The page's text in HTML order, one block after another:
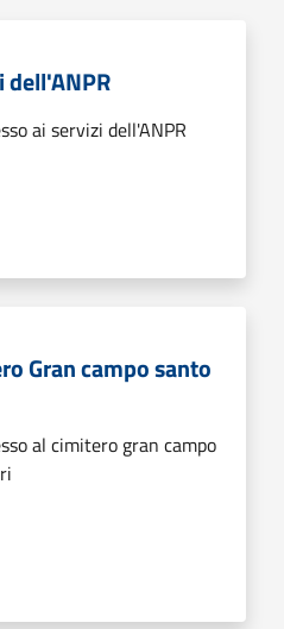
dell'ANPR
ai servizi dell'ANPR
Gran campo santo
al cimitero gran campo